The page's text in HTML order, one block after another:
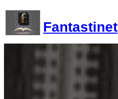
contenu
Fantastinet